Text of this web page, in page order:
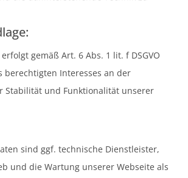
gemäß Art. 6 Abs. 1 lit. f DSGVO
berechtigten Interesses an der
Stabilität und Funktionalität unserer
sind ggf. technische Dienstleister,
und die Wartung unserer Webseite als